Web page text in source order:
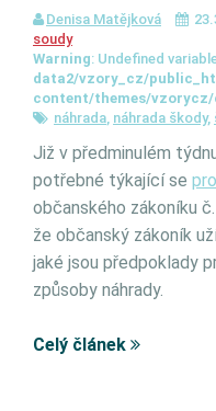
Denisa Matějková
soudy
Warning: Undefined
data2/vzory_cz/
content/themes/
náhrada, náhrada škody,
Již v předminulém
potřebné týkající se
občanského zákoníku
že občanský zákoník
jaké jsou předpoklady
způsoby náhrady.
Celý článek